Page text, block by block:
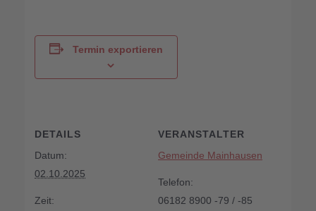
Termin exportieren
DETAILS
Datum:
02.10.2025
Zeit:
VERANSTALTER
Gemeinde Mainhausen
Telefon:
06182 8900 -79 / -85